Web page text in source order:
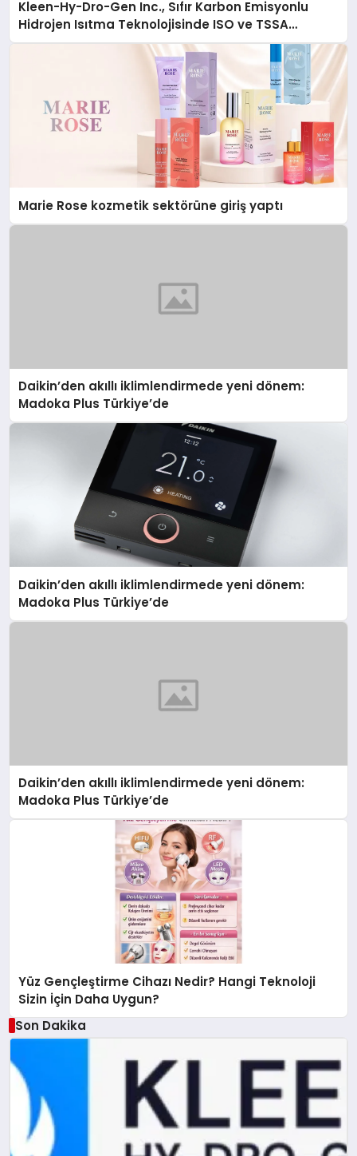
Kleen-Hy-Dro-Gen Inc., Sıfır Karbon Emisyonlu
Hidrojen Isıtma Teknolojisinde ISO ve TSSA
Düzenleyici Onaylarını Aldı
Marie Rose kozmetik sektörüne giriş yaptı
Daikin’den akıllı iklimlendirmede yeni dönem:
Madoka Plus Türkiye’de
Daikin’den akıllı iklimlendirmede yeni dönem:
Madoka Plus Türkiye’de
Daikin’den akıllı iklimlendirmede yeni dönem:
Madoka Plus Türkiye’de
Yüz Gençleştirme Cihazı Nedir? Hangi Teknoloji
Sizin İçin Daha Uygun?
Son Dakika